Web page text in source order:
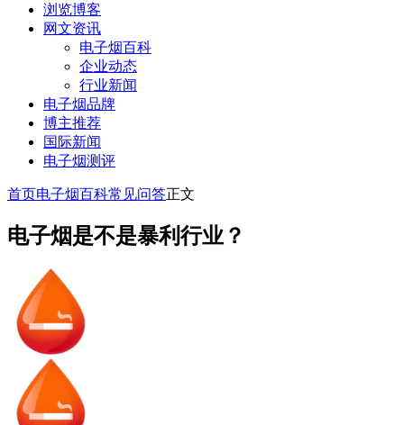
浏览博客
网文资讯
电子烟百科
企业动态
行业新闻
电子烟品牌
博主推荐
国际新闻
电子烟测评
首页电子烟百科常见问答正文
电子烟是不是暴利行业？